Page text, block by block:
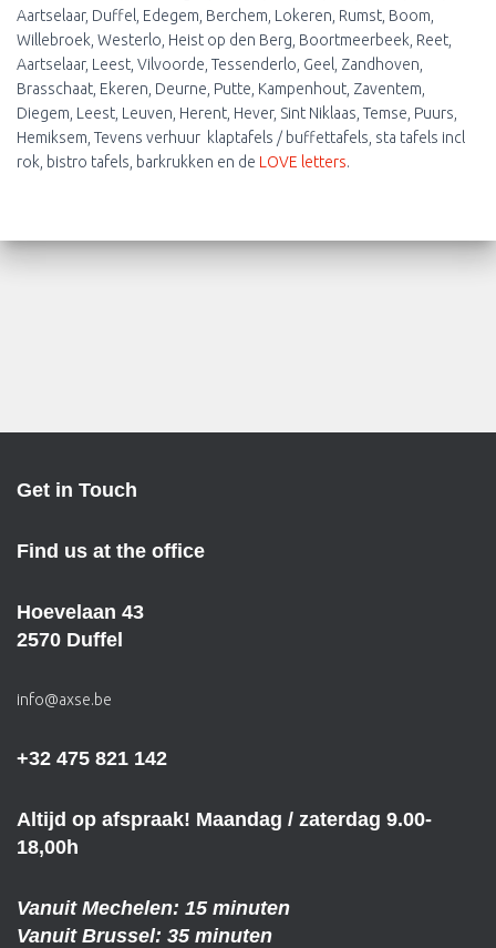
Aartselaar, Duffel, Edegem, Berchem, Lokeren, Rumst, Boom,
Willebroek, Westerlo, Heist op den Berg, Boortmeerbeek, Reet,
Aartselaar, Leest, Vilvoorde, Tessenderlo, Geel, Zandhoven,
Brasschaat, Ekeren, Deurne, Putte, Kampenhout, Zaventem,
Diegem, Leest, Leuven, Herent, Hever, Sint Niklaas, Temse, Puurs,
Hemiksem, Tevens verhuur klaptafels / buffettafels, sta tafels incl
rok, bistro tafels, barkrukken en de LOVE letters.
Get in Touch
Find us at the office
Hoevelaan 43
2570 Duffel
info@axse.be
+32 475 821 142
Altijd op afspraak! Maandag / zaterdag 9.00-
18,00h
Vanuit Mechelen: 15 minuten
Vanuit Brussel: 35 minuten